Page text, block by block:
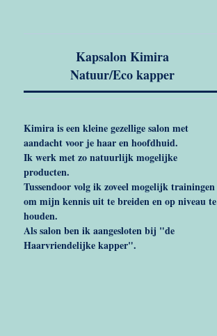
Kapsalon Kimira
Natuur/Eco kapper
Kimira is een kleine gezellige salon met
aandacht voor je haar en hoofdhuid.
Ik werk met zo natuurlijk mogelijke
producten.
Tussendoor volg ik zoveel mogelijk trainingen
om mijn kennis uit te breiden en op niveau te
houden.
Als salon ben ik aangesloten bij "de
Haarvriendelijke kapper".